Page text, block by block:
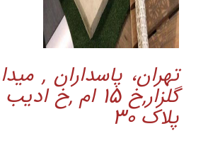
تهران، پاسداران ,
گلزار,خ 15 ام
پلاک 30